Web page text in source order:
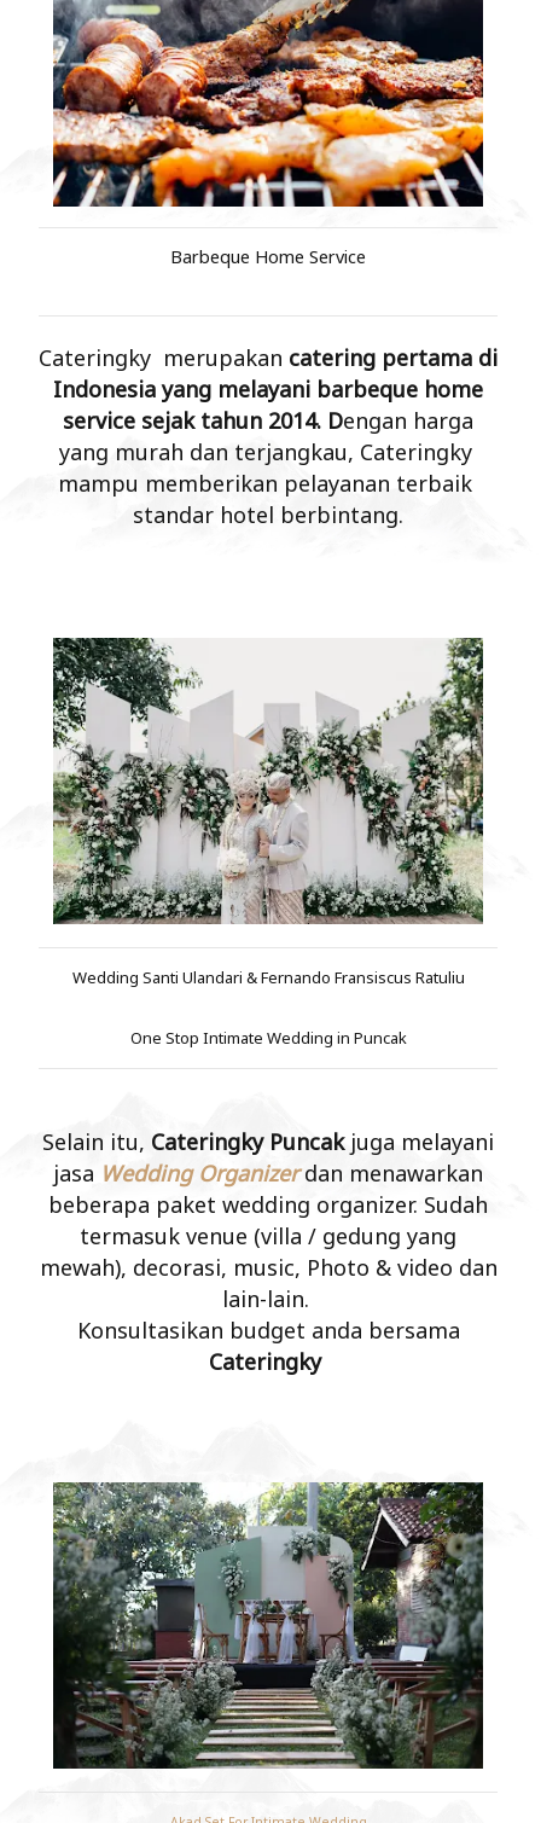
Barbeque Home Service
Cateringky merupakan catering pertama di
Indonesia yang melayani barbeque home
service sejak tahun 2014. Dengan harga
yang murah dan terjangkau, Cateringky
mampu memberikan pelayanan terbaik
standar hotel berbintang.
Wedding Santi Ulandari & Fernando Fransiscus Ratuliu
One Stop Intimate Wedding in Puncak
Selain itu, Cateringky Puncak juga melayani
jasa Wedding Organizerdan menawarkan
beberapa paket wedding organizer. Sudah
termasuk venue (villa / gedung yang
mewah), decorasi, music, Photo & video dan
lain-lain.
Konsultasikan budget anda bersama
Cateringky